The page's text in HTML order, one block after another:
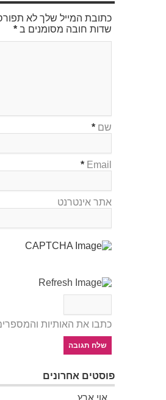
כתובת המייל שלך לא
שדות חובה מסומנים ב *
שם *
Email
*
אתר אינטרנט
כתבו את האותיות
פוסטים אחרונים
אוי ארץ